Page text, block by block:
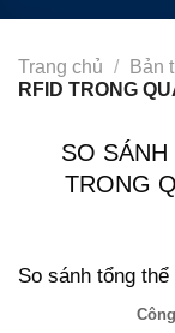
Trang chủ / Bản
RFID TRONG
SO
TRONG
So sánh tổng thể